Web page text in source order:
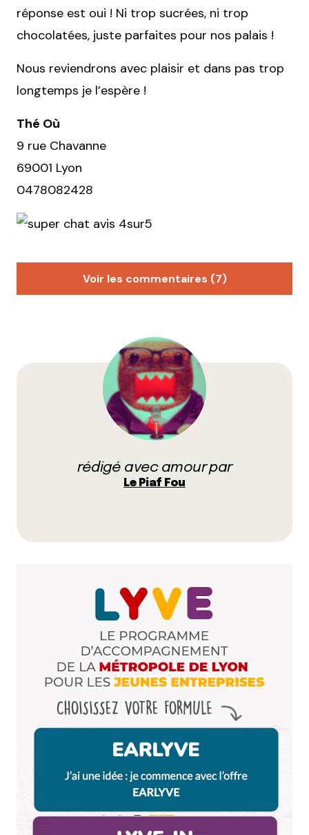
réponse est oui ! Ni trop sucrées, ni trop
chocolatées, juste parfaites pour nos palais !
Nous reviendrons avec plaisir et dans pas trop
longtemps je l’espère !
Thé Où
9 rue Chavanne
69001 Lyon
0478082428
Voir les commentaires (7)
Je n’ai jamais mis les pieds dans un salon de thé ! Ce
sera donc mon premier. Les lieux girly rose bonbon
me font toujours fuir donc là, je suis tranquille !
Merci pour l’adresse ! Moi qui suis fan des salons de
thé, je sens que je ne vais pas tarder à le tester ^^
décontractée et accueil au top! Une chouette
Léanne
J’y suis allée dans le courant de la semaine. Le choix
des thés est assez restreint (mais ça peut éviter le
dilemme du « y-en-a-tellement-que-je-sais-pas-
quoi-choisir » ), compensé par le choix en
pâtisseries! Je n’ai pour le moment testé que la
tarte au café mais c’était de la bombe, et comme
promis, pas trop sucré, juste ce qu’il faut. De plus, le
patron est vraiment serviable et souriant. Je suis
Amé
14 février 2014 à 10 h 21 min
rédigé avec amour par
Le Piaf Fou